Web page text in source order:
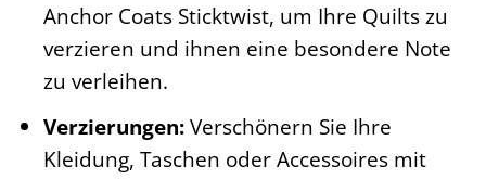
Anchor Coats Sticktwist, um Ihre Quilts zu
verzieren und ihnen eine besondere Note
zu verleihen.
Verzierungen:Verschönern Sie Ihre
Kleidung, Taschen oder Accessoires mit